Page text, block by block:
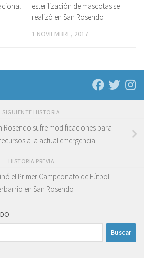
esterilización de mascotas se
realizó en San Rosendo
1 NOVIEMBRE, 2017
SIGUIENTE HISTORIA
Rosendo sufre modificaciones para
a la actual emergencia
HISTORIA PREVIA
el Primer Campeonato de Fútbol
en San Rosendo